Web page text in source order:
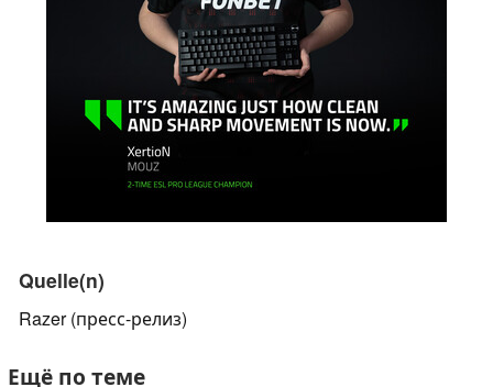
Quelle(n)
Razer (пресс-релиз)
Ещё по теме